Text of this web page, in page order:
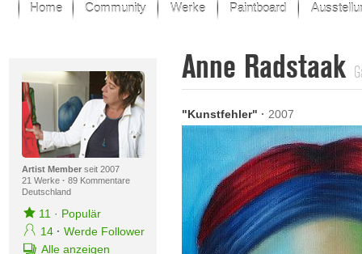
Home Community Werke
Der letzte Monat im Fokus
Alle Fokus-Werke
Fokus-Werke
Neue Werke – Auswahl
Alle neuen Werke
Paintboard
Artist Memberseit 2007
21 Werke · 89 Kommentare
Deutschland
11 · Populär
14 · Werde Follower
Alle anzeigen
Anne Radstaak
"Kunstfehler" · 2007